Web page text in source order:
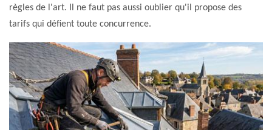
règles de l'art. Il ne faut pas aussi oublier qu'il propose des
tarifs qui défient toute concurrence.